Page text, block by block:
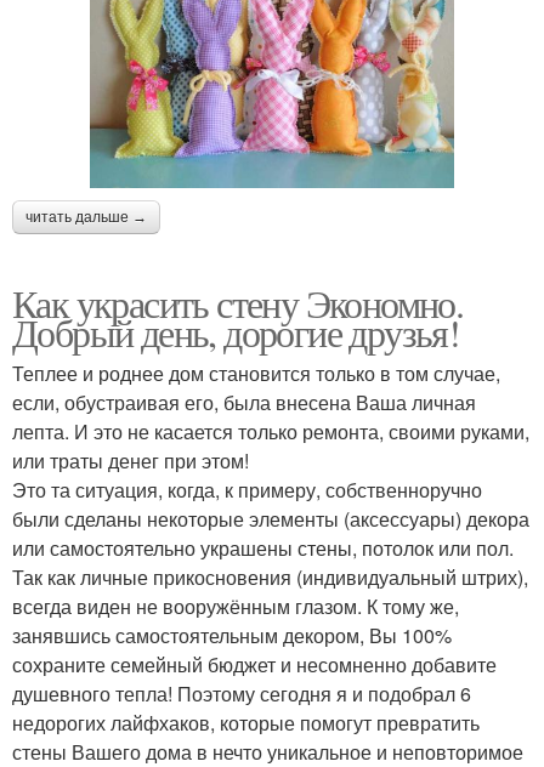
читать дальше →
Как украсить стену Экономно.
Добрый день, дорогие друзья!
Теплее и роднее дом становится только в том случае,
если, обустраивая его, была внесена Ваша личная
лепта. И это не касается только ремонта, своими руками,
или траты денег при этом!
Это та ситуация, когда, к примеру, собственноручно
были сделаны некоторые элементы (аксессуары) декора
или самостоятельно украшены стены, потолок или пол.
Так как личные прикосновения (индивидуальный штрих),
всегда виден не вооружённым глазом. К тому же,
занявшись самостоятельным декором, Вы 100%
сохраните семейный бюджет и несомненно добавите
душевного тепла! Поэтому сегодня я и подобрал 6
недорогих лайфхаков, которые помогут превратить
стены Вашего дома в нечто уникальное и неповторимое